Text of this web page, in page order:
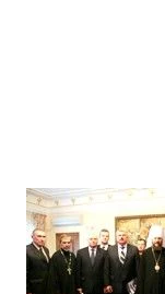
Головна
Україна